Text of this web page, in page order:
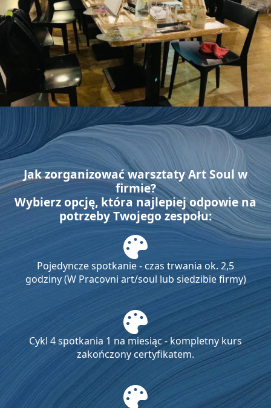
Jak zorganizować warsztaty Art Soul w
firmie?
Wybierz opcję, która najlepiej odpowie na
potrzeby Twojego zespołu:
Pojedyncze spotkanie - czas trwania ok. 2,5
godziny (W Pracovni art/soul lub siedzibie firmy)
Cykl 4 spotkania 1 na miesiąc - kompletny kurs
zakończony certyfikatem.